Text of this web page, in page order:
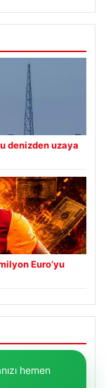
denizden uzaya
Euro’yu
hemen